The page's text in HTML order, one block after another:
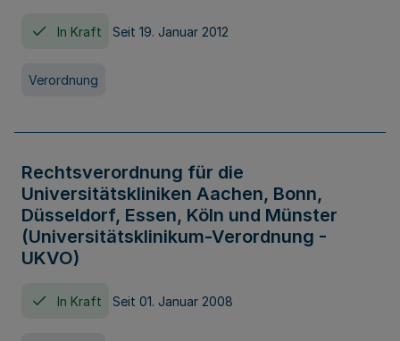
In Kraft Seit 19. Januar 2012
Verordnung
Rechtsverordnung für die
Universitätskliniken Aachen, Bonn,
Düsseldorf, Essen, Köln und Münster
(Universitätsklinikum-Verordnung -
UKVO)
In Kraft Seit 01. Januar 2008